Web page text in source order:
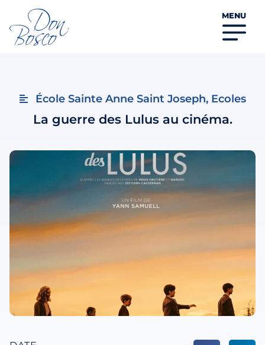
MENU
École Sainte Anne Saint Joseph, Ecoles
La guerre des Lulus au cinéma.